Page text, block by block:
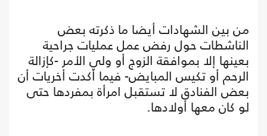
من بين الشهادات أيضا ما ذكرته بعض
الناشطات حول رفض عمل عمليات جراحية
بعينها إلا بموافقة الزوج أو ولي الأمر -كإزالة
الرحم أو تكيس المبايض- فيما أكدت أخريات أن
بعض الفنادق لا تستقبل امرأة بمفردها حتى
لو كان معها أولادها.